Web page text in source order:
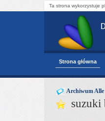
Ta strona wykorzystuje
Strona główna
Archiwum Alle
suzuki